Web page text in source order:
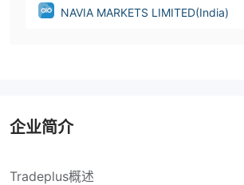
NAVIA MARKETS LIMITED(India)
企业简介
Tradeplus概述